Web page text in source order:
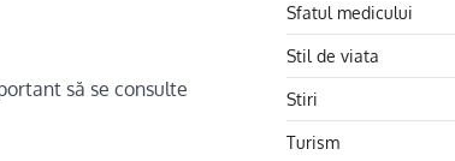
să se consulte
Sfatul medicului
Stil de viata
Stiri
Turism